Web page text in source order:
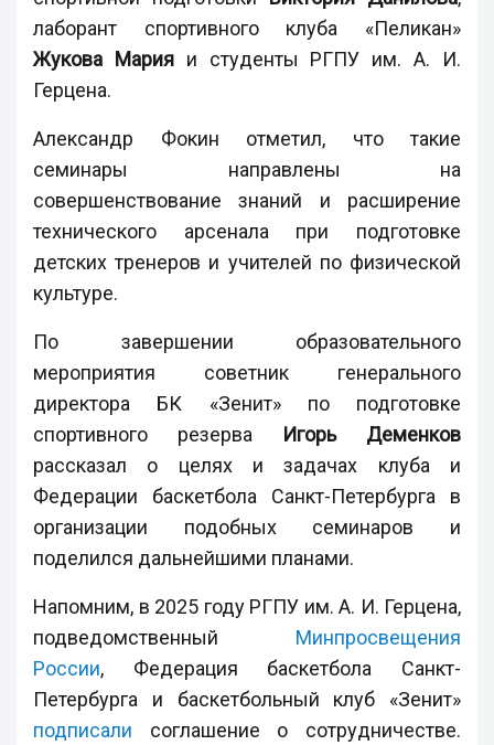
лаборант спортивного клуба «Пеликан»
Жукова Марияи студенты РГПУ им. А. И.
Герцена.
Александр Фокин отметил, что такие
семинары направлены на
совершенствование знаний и расширение
технического арсенала при подготовке
детских тренеров и учителей по физической
культуре.
По завершении образовательного
мероприятия советник генерального
директора БК «Зенит» по подготовке
спортивного резерва Игорь Деменков
рассказал о целях и задачах клуба и
Федерации баскетбола Санкт-Петербурга в
организации подобных семинаров и
поделился дальнейшими планами.
Напомним, в 2025 году РГПУ им. А. И. Герцена,
подведомственный Минпросвещения
России, Федерация баскетбола Санкт-
Петербурга и баскетбольный клуб «Зенит»
подписали соглашение о сотрудничестве.